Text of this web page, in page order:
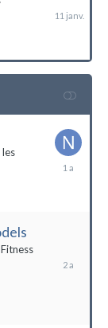
14
2021